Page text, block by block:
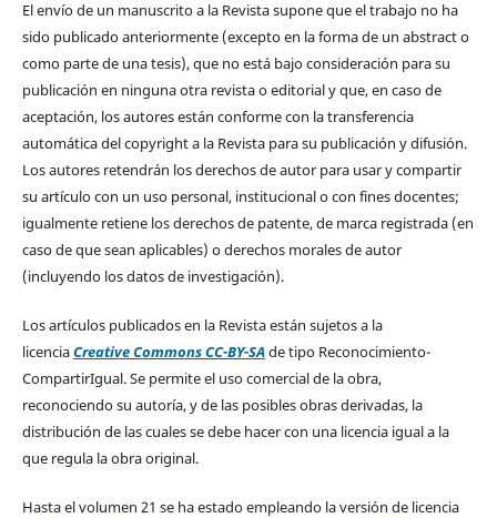
El envío de un manuscrito a la Revista supone que el trabajo no ha
sido publicado anteriormente (excepto en la forma de un abstract o
como parte de una tesis), que no está bajo consideración para su
publicación en ninguna otra revista o editorial y que, en caso de
aceptación, los autores están conforme con la transferencia
automática del copyright a la Revista para su publicación y difusión.
Los autores retendrán los derechos de autor para usar y compartir
su artículo con un uso personal, institucional o con fines docentes;
igualmente retiene los derechos de patente, de marca registrada (en
caso de que sean aplicables) o derechos morales de autor
(incluyendo los datos de investigación).
Los artículos publicados en la Revista están sujetos a la
licenciaCreative Commons CC-BY-SAde tipo Reconocimiento-
CompartirIgual. Se permite el uso comercial de la obra,
reconociendo su autoría, y de las posibles obras derivadas, la
distribución de las cuales se debe hacer con una licencia igual a la
que regula la obra original.
Hasta el volumen 21 se ha estado empleando la versión de licencia